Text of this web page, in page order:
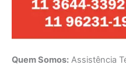
Quem Somos: Assistência